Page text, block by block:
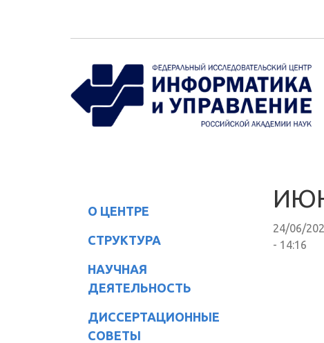
О ЦЕНТРЕ
СТРУКТУРА
НАУЧНАЯ
ДЕЯТЕЛЬНОСТЬ
ДИССЕРТАЦИОННЫЕ
СОВЕТЫ
24/06/
- 14:16